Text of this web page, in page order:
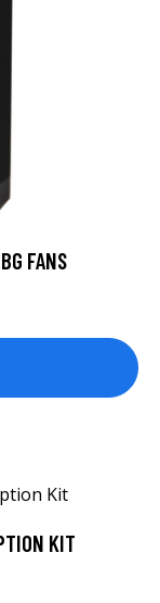
FANS
KIT